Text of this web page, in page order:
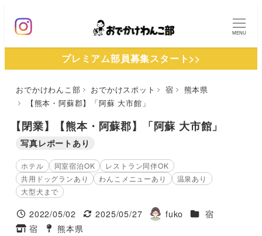
ン
MENU
プレミアム部員募集スタート>>
おでかけわんこ部 おでかけスポット 宿
熊本県
【熊本・阿蘇郡】「阿蘇 大市館」
【閉業】【熊本・阿蘇郡】「阿蘇 大市館」
写真レポートあり
ホテル 同室宿泊OK
レストラン同伴OK
共用ドッグランあり
わんこメニューあり
温泉あり
大型犬まで
投稿日
2022/05/02
更新日
2025/05/27
著
fuko 施設ジャンル
宿
宿 熊本県